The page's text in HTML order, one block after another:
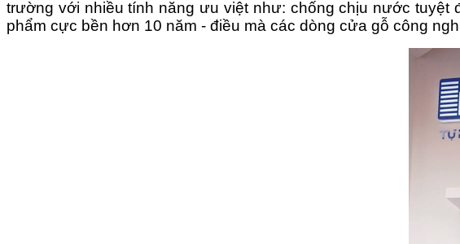
trường với nhiều tính năng ưu việt như: chống chịu nước tuyệt
phẩm cực bền hơn 10 năm - điều mà các dòng cửa gỗ công